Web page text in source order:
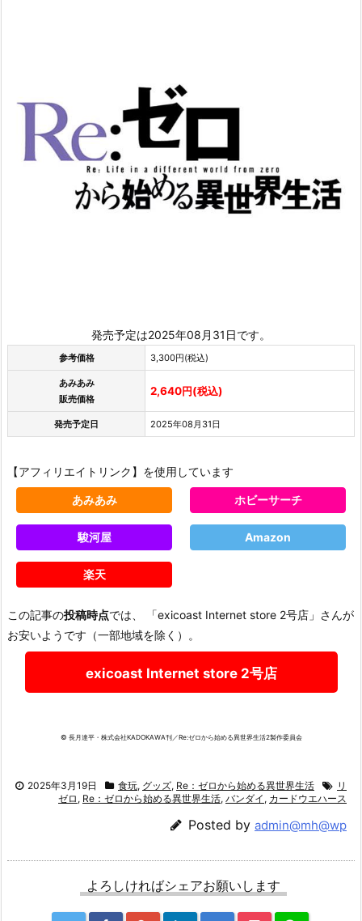
発売予定は2025年08月31日です。
参考価格 3,300円(税込)
あみあみ
販売価格
2,640円(税込)
発売予定日 2025年08月31日
【アフィリエイトリンク】を使用しています
あみあみ ホビーサーチ
駿河屋 Amazon
楽天
この記事の投稿時点では、 「exicoast Internet store 2号店」さんが
お安いようです（一部地域を除く）。
exicoast Internet store 2号店
© 長月達平・株式会社KADOKAWA刊／Re:ゼロから始める異世界生活2製作委員会
2025年3月19日 食玩, グッズ, Re：ゼロから始める異世界生活
リ
ゼロ , Re：ゼロから始める異世界生活, バンダイ , カードウエハース
Posted by admin@mh@wp
よろしければシェアお願いします